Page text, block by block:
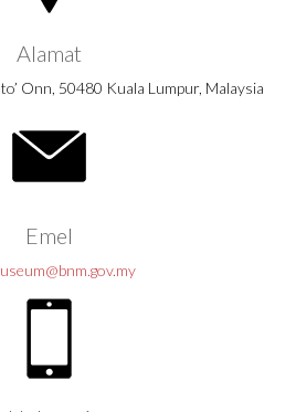
Onn, 50480 Kuala Lumpur, Malaysia